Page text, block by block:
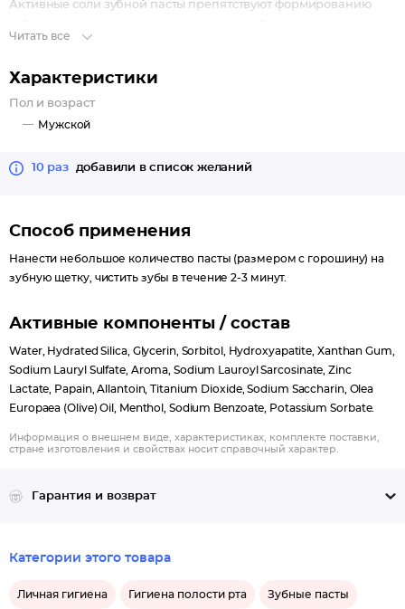
Активные соли зубной пасты препятствуют формированию
свежести во рту.
Читать все
Характеристики
Пол и возраст
Мужской
10 раз добавили в список желаний
Способ применения
Нанести небольшое количество пасты (размером с горошину) на
зубную щетку, чистить зубы в течение 2-3 минут.
Активные компоненты / состав
Water, Hydrated Silica, Glycerin, Sorbitol, Hydroxyapatite, Xanthan Gum,
Sodium Lauryl Sulfate, Aroma, Sodium Lauroyl Sarcosinate, Zinc
Lactate, Papain, Allantoin, Titanium Dioxide, Sodium Saccharin, Olea
Europaea (Olive) Oil, Menthol, Sodium Benzoate, Potassium Sorbate.
Информация о внешнем виде, характеристиках, комплекте поставки,
стране изготовления и свойствах носит справочный характер.
Гарантия и возврат
Категории этого товара
Личная гигиена Гигиена полости рта Зубные пасты